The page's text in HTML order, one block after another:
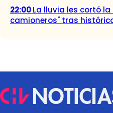
22:00La lluvia les cortó
camioneros" tras